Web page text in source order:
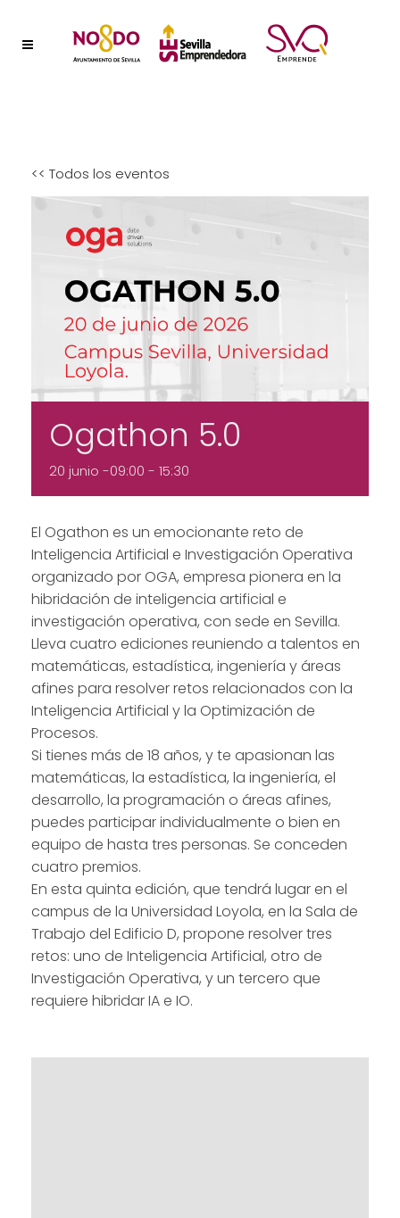
<< Todos los eventos
Ogathon 5.0
20 junio -09:00 - 15:30
El Ogathon es un emocionante reto de
Inteligencia Artificial e Investigación Operativa
organizado por OGA, empresa pionera en la
hibridación de inteligencia artificial e
investigación operativa, con sede en Sevilla.
Lleva cuatro ediciones reuniendo a talentos en
matemáticas, estadística, ingeniería y áreas
afines para resolver retos relacionados con la
Inteligencia Artificial y la Optimización de
Procesos.
Si tienes más de 18 años, y te apasionan las
matemáticas, la estadística, la ingeniería, el
desarrollo, la programación o áreas afines,
puedes participar individualmente o bien en
equipo de hasta tres personas. Se conceden
cuatro premios.
En esta quinta edición, que tendrá lugar en el
campus de la Universidad Loyola, en la Sala de
Trabajo del Edificio D, propone resolver tres
retos: uno de Inteligencia Artificial, otro de
Investigación Operativa, y un tercero que
requiere hibridar IA e IO.